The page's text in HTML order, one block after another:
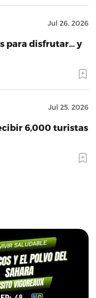
Jul 26, 2026
para disfrutar… y
Jul 25, 2026
6,000 turistas